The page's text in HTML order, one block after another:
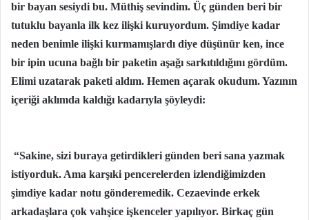
bir bayan sesiydi bu. Müthiş sevindim. Üç günden beri bir
tutuklu bayanla ilk kez ilişki kuruyordum. Şimdiye kadar
neden benimle ilişki kurmamışlardı diye düşünür ken, ince
bir ipin ucuna bağlı bir paketin aşağı sarkıtıldığını gördüm.
Elimi uzatarak paketi aldım. Hemen açarak okudum. Yazının
içeriği aklımda kaldığı kadarıyla şöyleydi:
“Sakine, sizi buraya getirdikleri günden beri sana yazmak
istiyorduk. Ama karşıki pencerelerden izlendiğimizden
şimdiye kadar notu gönderemedik. Cezaevinde erkek
arkadaşlara çok vahşice işkenceler yapılıyor. Birkaç gün